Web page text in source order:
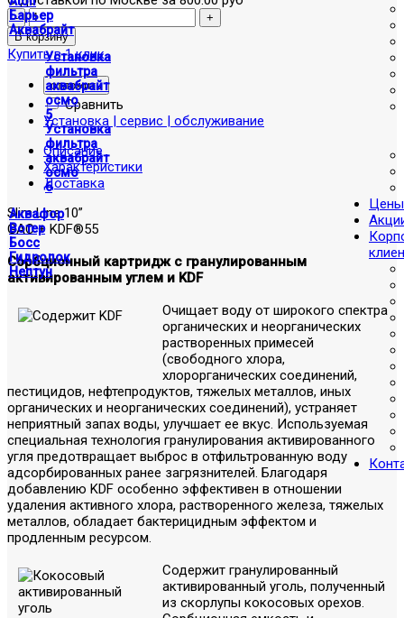
Барьер
Аквабрайт
Установка
фильтра
аквабрайт
осмо
5
Установка
фильтра
аквабрайт
осмо
6
Аквафор
Вотер
Босс
Гидролок
Нептун
Цены
Купить в 1 клик
отложить
Сравнить
Установка | сервис | обслуживание
Описание
Характеристики
Доставка
Slim Line 10”
GAC + KDF®55
Сорбционный картридж с гранулированным
активированным углем и KDF
Очищает воду от широкого спектра
органических и неорганических
растворенных примесей
(свободного хлора,
хлорорганических соединений,
пестицидов, нефтепродуктов, тяжелых металлов, иных
органических и неорганических соединений), устраняет
неприятный запах воды, улучшает ее вкус. Используемая
специальная технология гранулирования активированного
угля предотвращает выброс в отфильтрованную воду
адсорбированных ранее загрязнителей. Благодаря
добавлению KDF особенно эффективен в отношении
удаления активного хлора, растворенного железа, тяжелых
металлов, обладает бактерицидным эффектом и
продленным ресурсом.
Содержит гранулированный
активированный уголь, полученный
из скорлупы кокосовых орехов.